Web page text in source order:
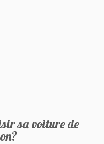
sa voiture de